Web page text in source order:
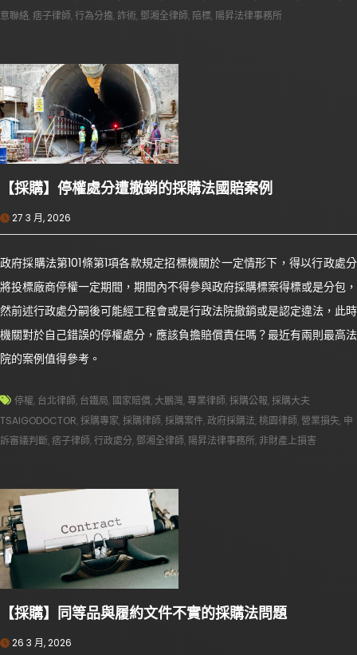
意聯絡, 痞子律師,行為分擔,詐術, 鄧湘全律師, 陪標, 陽昇法律事務所
【採購】停權處分遭撤銷的採購法國賠案例
27 3 月, 2026
政府採購法第101條第1項各款規定招標機關於一定情形下，得以行政處分
將投標廠商停權一定期間，期間內不得參與政府採購標案得標或是分包，
然前述行政處分嗣後可能經工程會或是行政法院撤銷或是認定違法，此時
機關對於自己錯誤的停權處分，應該負擔賠償責任嗎？最近有兩則最高法
院的案例值得參考。
停權, 台北律師, 台鐵局, 國家賠償, 大鵬灣,專業律師,採購公報,採購大夫
TSAIGODOCTOR,採購專家,採購律師,採購案件,政府採購法,桃園律師, 營業損失, 申
訴審議判斷,痞子律師,行政處分, 鄧湘全律師, 陽昇法律事務所, 非財產上損害
【採購】同等品與履約文件不實的採購法問題
26 3 月, 2026